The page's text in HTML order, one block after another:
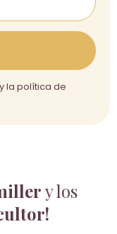
y los
la política de